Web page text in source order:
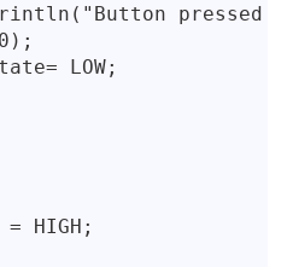
LOW;
= HIGH;